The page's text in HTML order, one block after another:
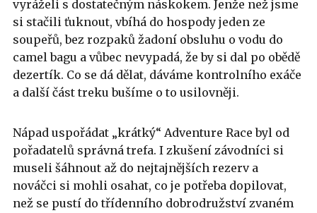
vyráželi s dostatečným náskokem. Jenže než jsme
si stačili ťuknout, vbíhá do hospody jeden ze
soupeřů, bez rozpaků žadoní obsluhu o vodu do
camel bagu a vůbec nevypadá, že by si dal po obědě
dezertík. Co se dá dělat, dáváme kontrolního exáče
a další část treku bušíme o to usilovněji.
Nápad uspořádat „krátký“ Adventure Race byl od
pořadatelů správná trefa. I zkušení závodníci si
museli šáhnout až do nejtajnějších rezerv a
nováčci si mohli osahat, co je potřeba dopilovat,
než se pustí do třídenního dobrodružství zvaném